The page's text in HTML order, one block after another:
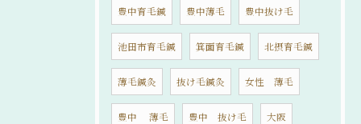
豊中育毛鍼 豊中薄毛 豊中抜け毛
池田市育毛鍼 箕面育毛鍼 北摂育毛鍼
薄毛鍼灸 抜け毛鍼灸 女性 薄毛
豊中 薄毛 豊中 抜け毛 大阪